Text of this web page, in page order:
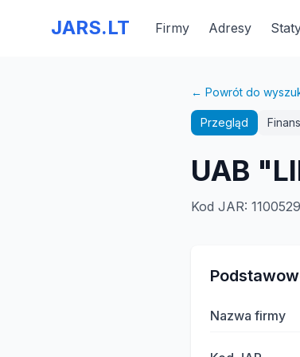
JARS.LT Firmy Adresy
← Powrót do
Przegląd
UAB
Kod JAR:
Nazwa firmy